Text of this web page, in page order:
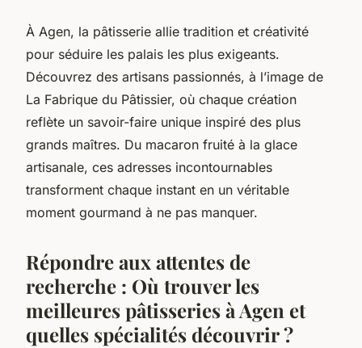
À Agen, la pâtisserie allie tradition et créativité
pour séduire les palais les plus exigeants.
Découvrez des artisans passionnés, à l’image de
La Fabrique du Pâtissier, où chaque création
reflète un savoir-faire unique inspiré des plus
grands maîtres. Du macaron fruité à la glace
artisanale, ces adresses incontournables
transforment chaque instant en un véritable
moment gourmand à ne pas manquer.
Répondre aux attentes de
recherche : Où trouver les
meilleures pâtisseries à Agen et
quelles spécialités découvrir ?